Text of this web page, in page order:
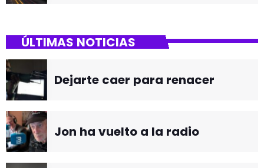
ÚLTIMAS NOTICIAS
Dejarte caer para renacer
Jon ha vuelto a la radio